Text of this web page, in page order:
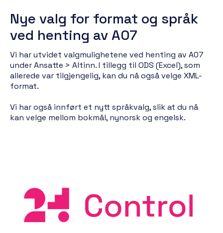
Nye valg for format og språk
ved henting av A07
Vi har utvidet valgmulighetene ved henting av A07
under Ansatte > Altinn. I tillegg til ODS (Excel), som
allerede var tilgjengelig, kan du nå også velge XML-
format.
Vi har også innført et nytt språkvalg, slik at du nå
kan velge mellom bokmål, nynorsk og engelsk.